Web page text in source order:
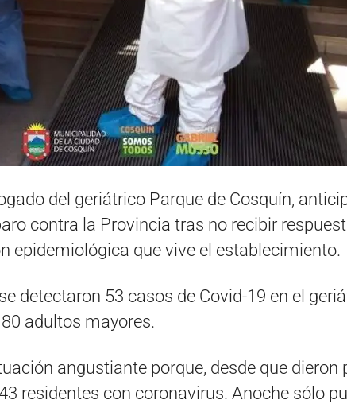
del geriátrico Parque de Cosquín,
contra la Provincia tras no recibir
epidemiológica que vive el establecimiento.
detectaron 53 casos de Covid-19 en el
adultos mayores.
angustiante porque, desde que dieron
residentes con coronavirus. Anoche sólo